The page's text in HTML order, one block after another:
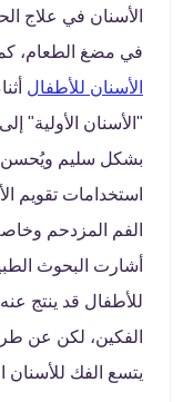
الأسنان في علاج
في مضغ الطعام،
الأسنان للأطفال
"الأسنان الأولية"
بشكل سليم
استخدامات تقويم
الفم المزدحم
أشارت البحوث
للأطفال قد ينتج
الفكين، لكن عن
يتسع الفك للأسنان